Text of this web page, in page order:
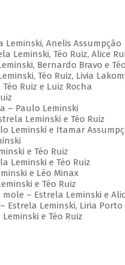
Leminski, Anelis Assumpção
Leminski, Téo Ruiz, Alice
Bernardo Bravo e
Téo Ruiz, Livia
Ruiz e Luiz Rocha
– Paulo Leminski
Leminski e Téo Ruiz
Leminski e Itamar
e Téo Ruiz
Leminski e Téo Ruiz
e Léo Minax
e Téo Ruiz
mole – Estrela Leminski e
Estrela Leminski, Liria Porto
e Téo Ruiz